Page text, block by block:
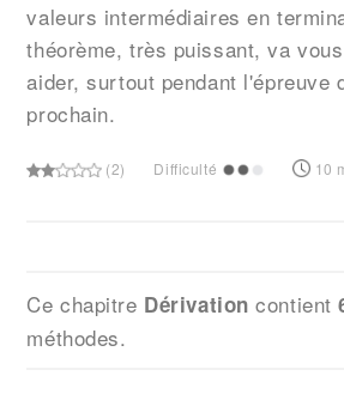
valeurs intermédiaires en
théorème, très puissant, va
aider, surtout pendant l'épreuve
prochain.
(2) Difficulté 10
Ce chapitre Dérivation contient
méthodes.